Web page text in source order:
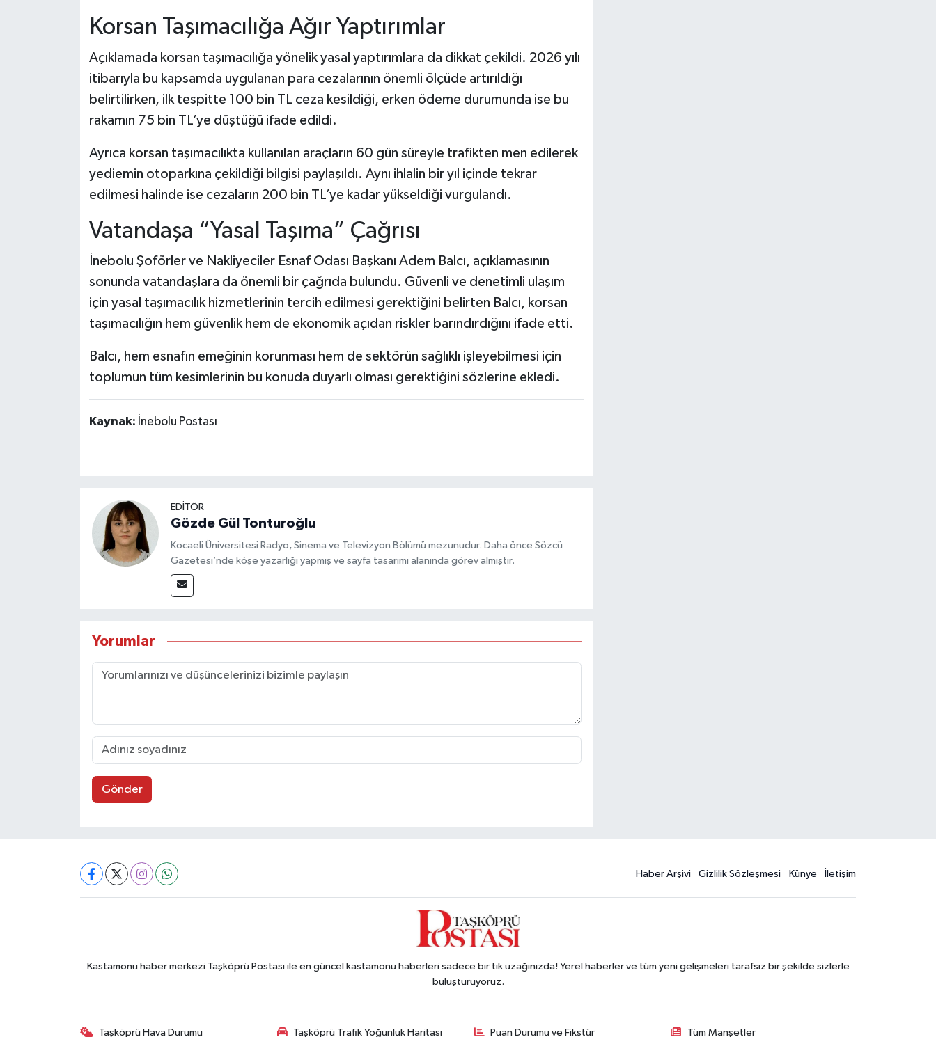
Korsan Taşımacılığa Ağır Yaptırımlar
Açıklamada korsan taşımacılığa yönelik yasal yaptırımlara da dikkat çekildi. 2026 yılı
itibarıyla bu kapsamda uygulanan para cezalarının önemli ölçüde artırıldığı
belirtilirken, ilk tespitte 100 bin TL ceza kesildiği, erken ödeme durumunda ise bu
rakamın 75 bin TL’ye düştüğü ifade edildi.
Ayrıca korsan taşımacılıkta kullanılan araçların 60 gün süreyle trafikten men edilerek
yediemin otoparkına çekildiği bilgisi paylaşıldı. Aynı ihlalin bir yıl içinde tekrar
edilmesi halinde ise cezaların 200 bin TL’ye kadar yükseldiği vurgulandı.
Vatandaşa “Yasal Taşıma” Çağrısı
İnebolu Şoförler ve Nakliyeciler Esnaf Odası Başkanı Adem Balcı, açıklamasının
sonunda vatandaşlara da önemli bir çağrıda bulundu. Güvenli ve denetimli ulaşım
için yasal taşımacılık hizmetlerinin tercih edilmesi gerektiğini belirten Balcı, korsan
taşımacılığın hem güvenlik hem de ekonomik açıdan riskler barındırdığını ifade etti.
Balcı, hem esnafın emeğinin korunması hem de sektörün sağlıklı işleyebilmesi için
toplumun tüm kesimlerinin bu konuda duyarlı olması gerektiğini sözlerine ekledi.
Kaynak: İnebolu Postası
EDİTÖR
Gözde Gül Tonturoğlu
Kocaeli Üniversitesi Radyo, Sinema ve Televizyon Bölümü mezunudur. Daha önce Sözcü
Gazetesi’nde köşe yazarlığı yapmış ve sayfa tasarımı alanında görev almıştır.
Yorumlar
Gönder
Haber Arşivi Gizlilik Sözleşmesi Künye İletişim
Kastamonu haber merkezi Taşköprü Postası ile en güncel kastamonu haberleri sadece bir tık uzağınızda! Yerel haberler ve tüm yeni gelişmeleri tarafsız bir şekilde sizlerle
buluşturuyoruz.
Taşköprü Hava Durumu Taşköprü Trafik Yoğunluk Haritası Puan Durumu ve Fikstür Tüm Manşetler